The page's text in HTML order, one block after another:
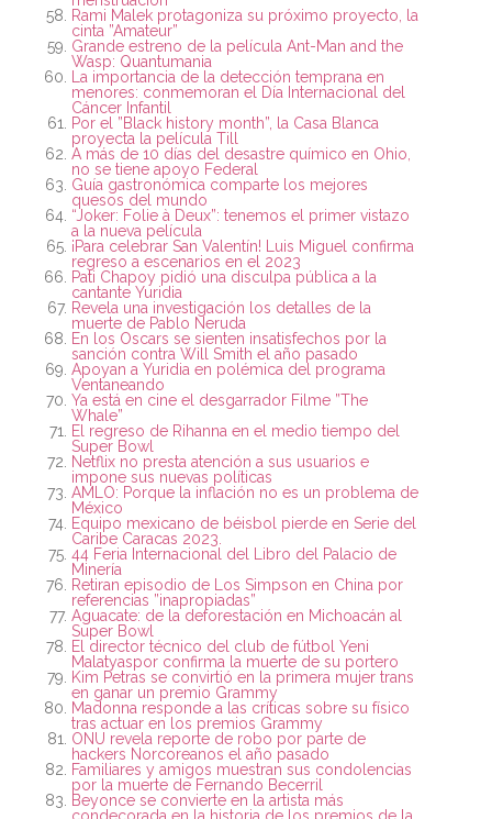
Rami Malek protagoniza su próximo proyecto, la
cinta ”Amateur”
Grande estreno de la película Ant-Man and the
Wasp: Quantumania
La importancia de la detección temprana en
menores: conmemoran el Día Internacional del
Cáncer Infantil
Por el ”Black history month”, la Casa Blanca
proyecta la película Till
A más de 10 días del desastre químico en Ohio,
no se tiene apoyo Federal
Guía gastronómica comparte los mejores
quesos del mundo
“Joker: Folie à Deux”: tenemos el primer vistazo
a la nueva película
¡Para celebrar San Valentín! Luis Miguel confirma
regreso a escenarios en el 2023
Pati Chapoy pidió una disculpa pública a la
cantante Yuridia
Revela una investigación los detalles de la
muerte de Pablo Neruda
En los Oscars se sienten insatisfechos por la
sanción contra Will Smith el año pasado
Apoyan a Yuridia en polémica del programa
Ventaneando
Ya está en cine el desgarrador Filme ”The
Whale”
El regreso de Rihanna en el medio tiempo del
Super Bowl
Netflix no presta atención a sus usuarios e
impone sus nuevas políticas
AMLO: Porque la inflación no es un problema de
México
Equipo mexicano de béisbol pierde en Serie del
Caribe Caracas 2023.
44 Feria Internacional del Libro del Palacio de
Minería
Retiran episodio de Los Simpson en China por
referencias ”inapropiadas”
Aguacate: de la deforestación en Michoacán al
Super Bowl
El director técnico del club de fútbol Yeni
Malatyaspor confirma la muerte de su portero
Kim Petras se convirtió en la primera mujer trans
en ganar un premio Grammy
Madonna responde a las críticas sobre su físico
tras actuar en los premios Grammy
ONU revela reporte de robo por parte de
hackers Norcoreanos el año pasado
Familiares y amigos muestran sus condolencias
por la muerte de Fernando Becerril
Beyonce se convierte en la artista más